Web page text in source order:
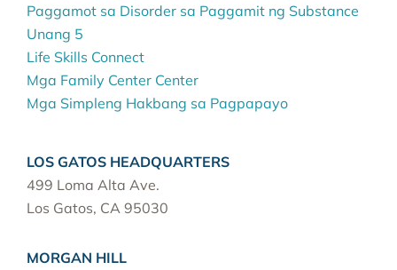
Paggamot sa Disorder sa Paggamit ng Substance
Unang 5
Life Skills Connect
Mga Family Center Center
Mga Simpleng Hakbang sa Pagpapayo
LOS GATOS HEADQUARTERS
499 Loma Alta Ave.
Los Gatos, CA 95030
MORGAN HILL